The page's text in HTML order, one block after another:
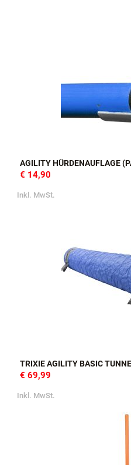
AGILITY HÜRDENAUFLAGE
€ 14,90
Inkl. MwSt.
TRIXIE AGILITY BASIC
€ 69,99
Inkl. MwSt.